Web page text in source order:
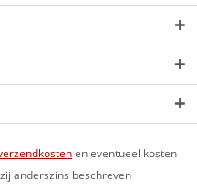
en eventueel kosten
anderszins beschreven